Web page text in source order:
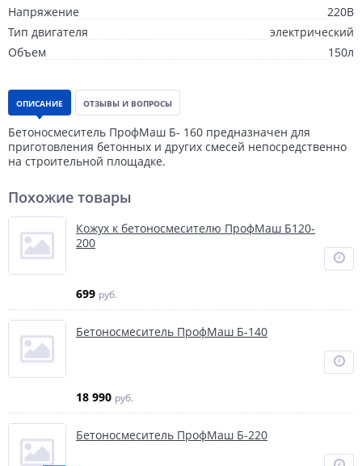
Напряжение
220В
Тип двигателя
электрический
Объем
150л
ОПИСАНИЕ ОТЗЫВЫ И ВОПРОСЫ
Бетоносмеситель ПрофМаш Б- 160 предназначен для
приготовления бетонных и других смесей непосредственно
на строительной площадке.
Похожие товары
Кожух к бетоносмесителю ПрофМаш Б120-
200
699 руб.
Бетоносмеситель ПрофМаш Б-140
18 990 руб.
Бетоносмеситель ПрофМаш Б-220